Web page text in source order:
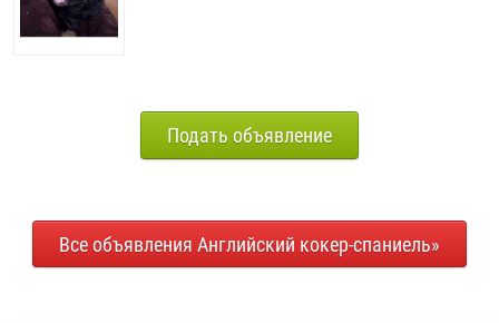
Подать объявление
Все объявления Английский кокер-спаниель»